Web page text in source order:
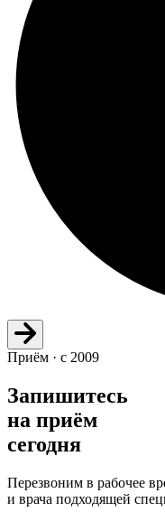
Приём · с 2009
Запишитесь
на приём
сегодня
Перезвоним в рабочее
и врача подходящей